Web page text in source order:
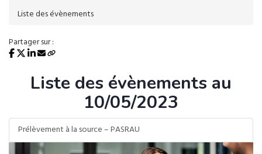
Liste des évènements
Partager sur :
Liste des évènements au
10/05/2023
Prélèvement à la source – PASRAU